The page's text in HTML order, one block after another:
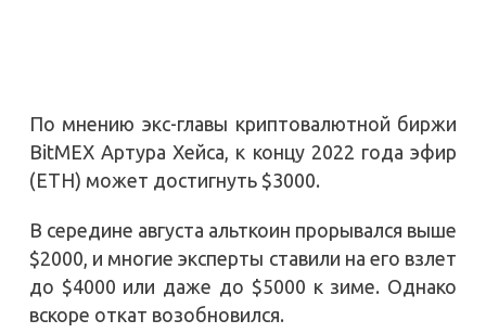
По мнению экс-главы криптовалютной биржи
BitMEX Артура Хейса, к концу 2022 года эфир
(ETH) может достигнуть $3000.
В середине августа альткоин прорывался выше
$2000, и многие эксперты ставили на его взлет
до $4000 или даже до $5000 к зиме. Однако
вскоре откат возобновился.